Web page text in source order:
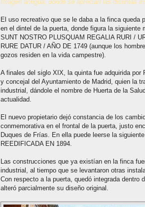
Imagen antigua, donde se aprecian las distintas
El uso recreativo que se le daba a la finca queda
en el dintel de la puerta, donde figura la siguiente
SUNT NOSTRO PLUSQUAM REGALIA RURI /
RURE DATUR / AÑO DE 1749 (aunque los
gozos residen en la vida campestre).
A finales del siglo XIX, la quinta fue adquirida por
y concejal del Ayuntamiento de Madrid, quien la
industrial, dándole el nombre de Huerta de la
actualidad.
El nuevo propietario dejó constancia de los
conmemorativa en el frontal de la puerta, justo
Duques de Frías. En ella puede leerse la
REEDIFICADA EN 1894.
Las construcciones que ya existían en la finca
industrial, al tiempo que se levantaron otras
Con respecto a la puerta, quedó integrada dentro
alteró parcialmente su diseño original.